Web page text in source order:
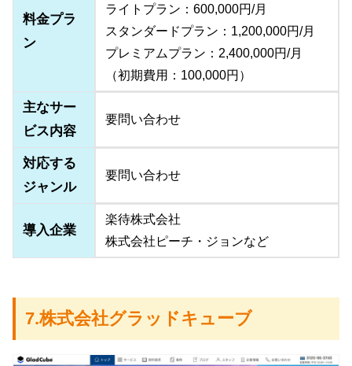
料金プラ
ン
ライトプラン：600,000円/月
スタンダードプラン：1,200,000円/月
プレミアムプラン：2,400,000円/月
（初期費用：100,000円）
主なサー
ビス内容
要問い合わせ
対応する
ジャンル
要問い合わせ
導入企業
楽待株式会社
株式会社ピーチ・ジョンなど
7.株式会社グラッドキューブ